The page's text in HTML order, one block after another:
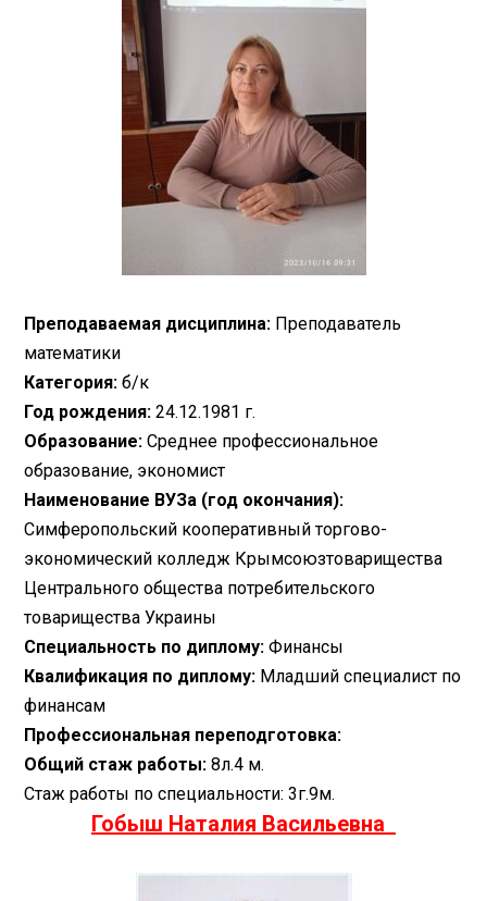
Преподаваемая дисциплина: Преподаватель
математики
Категория: б/к
Год рождения: 24.12.1981 г.
Образование: Среднее профессиональное
образование, экономист
Наименование ВУЗа (год окончания):
Симферопольский кооперативный торгово-
экономический колледж Крымсоюзтоварищества
Центрального общества потребительского
товарищества Украины
Специальность по диплому: Финансы
Квалификация по диплому: Младший специалист по
финансам
Профессиональная переподготовка:
Общий стаж работы: 8л.4 м.
Стаж работы по специальности: 3г.9м.
Гобыш Наталия Васильевна​ ​ ​